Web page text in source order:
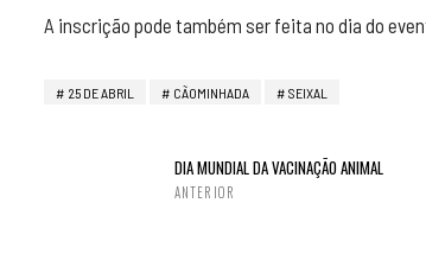
A inscrição pode também ser feita no dia do
25 DE ABRIL CÃOMINHADA SEIXAL
DIA MUNDIAL DA VACINAÇÃO ANIMAL
ANTERIOR